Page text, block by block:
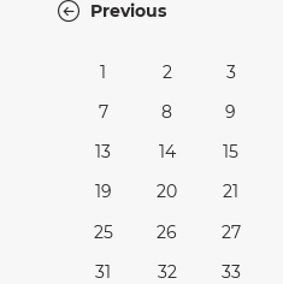
Previous
1 2 3
7
8 9
13
14 15
19
20 21
25
26 27
31
32 33